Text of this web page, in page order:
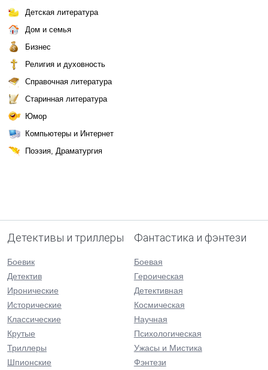
Детская литература
Дом и семья
Бизнес
Религия и духовность
Справочная литература
Старинная литература
Юмор
Компьютеры и Интернет
Поэзия, Драматургия
Детективы и триллеры
Боевик
Детектив
Иронические
Исторические
Классические
Крутые
Триллеры
Шпионские
Фантастика и фэнтези
Боевая
Героическая
Детективная
Космическая
Научная
Психологическая
Ужасы и Мистика
Фэнтези